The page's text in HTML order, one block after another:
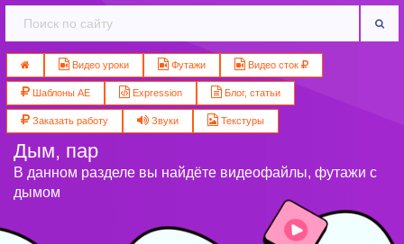
Видео уроки Футажи Видео сток
Шаблоны AE Expression Блог, статьи
Заказать работу Звуки Текстуры
Дым, пар
В данном разделе вы найдёте видеофайлы, футажи с
дымом